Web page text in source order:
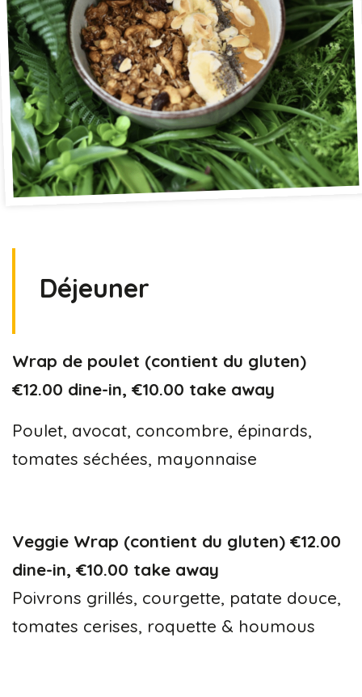
Déjeuner
Wrap de poulet (contient du gluten)
€12.00 dine-in, €10.00 take away
Poulet, avocat, concombre, épinards,
tomates séchées, mayonnaise
Veggie Wrap (contient du gluten) €12.00
dine-in, €10.00 take away
Poivrons grillés, courgette, patate douce,
tomates cerises, roquette & houmous